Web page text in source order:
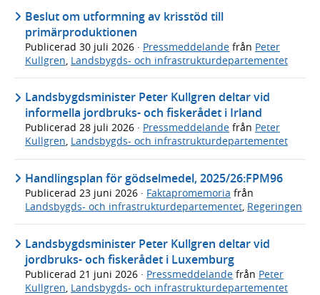
Beslut om utformning av krisstöd till
primärproduktionen
Publicerad 30 juli 2026 · Pressmeddelande från Peter
Kullgren Landsbygds- och infrastrukturdepartementet
Landsbygdsminister Peter Kullgren deltar vid
informella jordbruks- och fiskerådet i Irland
Publicerad 28 juli 2026 · Pressmeddelande från Peter
Kullgren, Landsbygds- och infrastrukturdepartementet
Handlingsplan för gödselmedel, 2025/26:FPM96
Publicerad 23 juni 2026 · Faktapromemoria från
Landsbygds- och infrastrukturdepartementet, Regeringen
Landsbygdsminister Peter Kullgren deltar vid
jordbruks- och fiskerådet i Luxemburg
Publicerad 21 juni 2026 · Pressmeddelande från Peter
Kullgren Landsbygds- och infrastrukturdepartementet